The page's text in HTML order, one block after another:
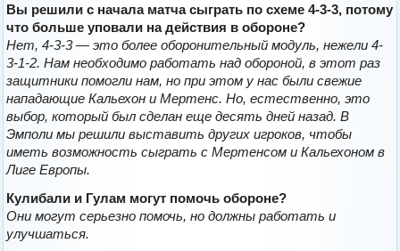
Вы решили с начала матча сыграть по схеме 4-3-3, потому
что больше уповали на действия в обороне?
Нет, 4-3-3 — это более оборонительный модуль, нежели 4-
3-1-2. Нам необходимо работать над обороной, в этот раз
защитники помогли нам, но при этом у нас были свежие
нападающие Кальехон и Мертенс. Но, естественно, это
выбор, который был сделан еще десять дней назад. В
Эмполи мы решили выставить других игроков, чтобы
иметь возможность сыграть с Мертенсом и Кальехоном в
Лиге Европы.
Кулибали и Гулам могут помочь обороне?
Они могут серьезно помочь, но должны работать и
улучшаться.